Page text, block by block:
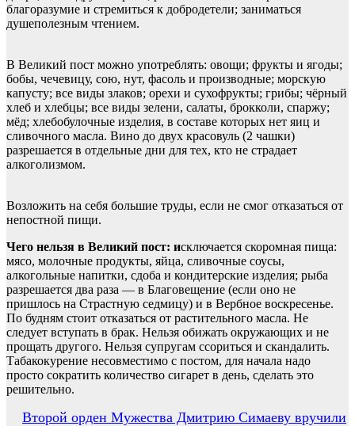
благоразумие и стремиться к добродетели; заниматься
душеполезным чтением.
В Великий пост можно употреблять: овощи; фрукты и ягоды;
бобы, чечевицу, сою, нут, фасоль и производные; морскую
капусту; все виды злаков; орехи и сухофрукты; грибы; чёрный
хлеб и хлебцы; все виды зелени, салаты, брокколи, спаржу;
мёд; хлебобулочные изделия, в составе которых нет яиц и
сливочного масла. Вино до двух красовуль (2 чашки)
разрешается в отдельные дни для тех, кто не страдает
алкоголизмом.
Возложить на себя большие труды, если не смог отказаться от
непостной пищи.
Чего нельзя в Великий пост: исключается скоромная пища:
мясо, молочные продукты, яйца, сливочные соусы,
алкогольные напитки, сдоба и кондитерские изделия; рыба
разрешается два раза — в Благовещение (если оно не
пришлось на Страстную седмицу) и в Вербное воскресенье.
По будням стоит отказаться от растительного масла. Не
следует вступать в брак. Нельзя обижать окружающих и не
прощать другого. Нельзя супругам ссориться и скандалить.
Табакокурение несовместимо с постом, для начала надо
просто сократить количество сигарет в день, сделать это
решительно.
Навигация
Второй орден Мужества Дмитрию Симаеву вручили